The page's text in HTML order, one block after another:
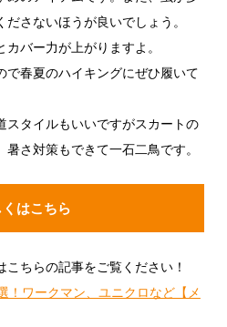
さないほうが良いでしょう。
バー力が上がりますよ。
で春夏のハイキングにぜひ履いて
スタイルもいいですがスカートの
さ対策もできて一石二鳥です。
はこちら
ちらの記事をご覧ください！
！ワークマン、ユニクロなど【メ